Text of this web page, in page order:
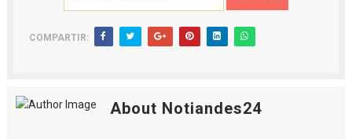
COMPARTIR:
About Notiandes24